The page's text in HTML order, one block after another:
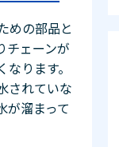
めの部品と
チェーンが
ります。
されていな
が溜まって